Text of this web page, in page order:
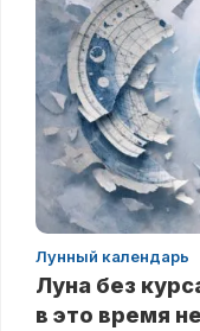
Лунный календарь
Луна без
в это время